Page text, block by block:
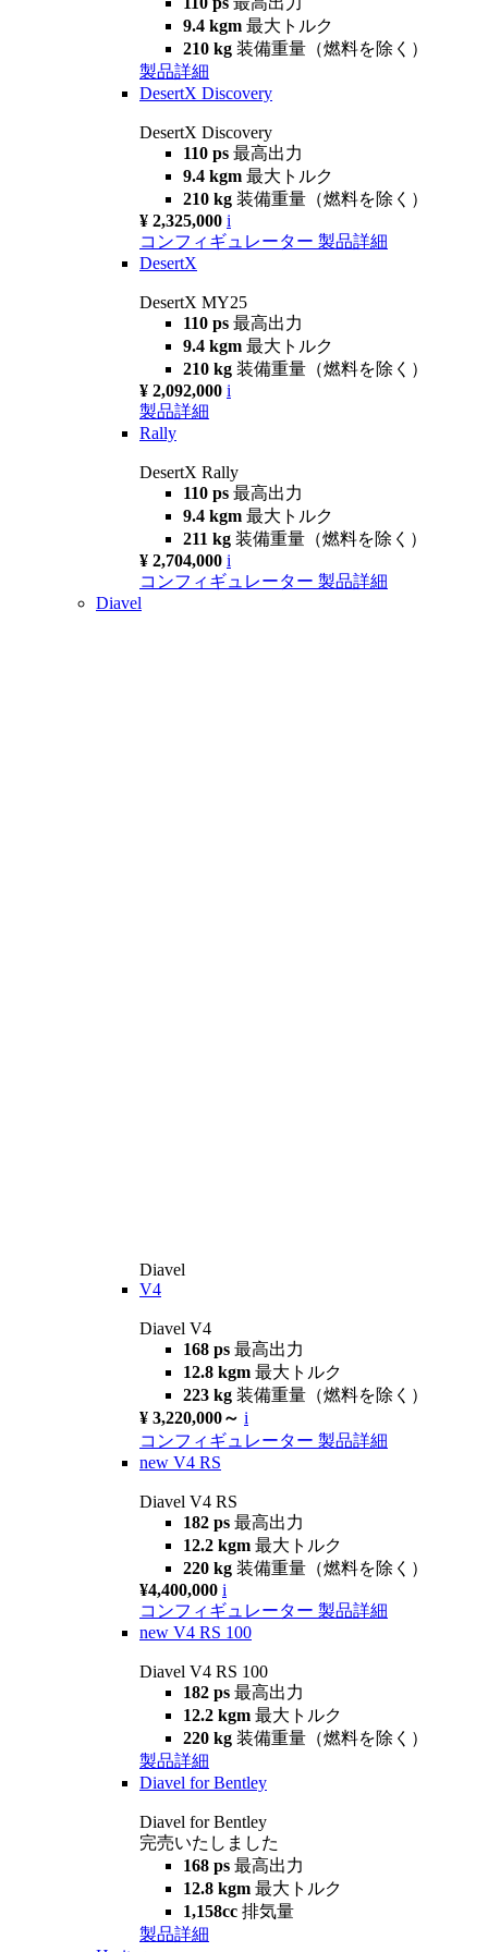
9.4 kgm 最大トルク
210 kg 装備重量（燃料を除く）
製品詳細
DesertX Discovery
DesertX Discovery
110 ps 最高出力
9.4 kgm 最大トルク
210 kg 装備重量（燃料を除く）
¥ 2,325,000 i
コンフィギュレーター 製品詳細
DesertX
DesertX MY25
110 ps 最高出力
9.4 kgm 最大トルク
210 kg 装備重量（燃料を除く）
¥ 2,092,000 i
製品詳細
Rally
DesertX Rally
110 ps 最高出力
9.4 kgm 最大トルク
211 kg 装備重量（燃料を除く）
¥ 2,704,000 i
コンフィギュレーター 製品詳細
Diavel
Diavel
V4
Diavel V4
168 ps 最高出力
12.8 kgm 最大トルク
223 kg 装備重量（燃料を除く）
¥ 3,220,000～ i
コンフィギュレーター 製品詳細
new V4 RS
Diavel V4 RS
182 ps 最高出力
12.2 kgm 最大トルク
220 kg 装備重量（燃料を除く）
¥4,400,000 i
コンフィギュレーター 製品詳細
new V4 RS 100
Diavel V4 RS 100
182 ps 最高出力
12.2 kgm 最大トルク
220 kg 装備重量（燃料を除く）
製品詳細
Diavel for Bentley
Diavel for Bentley
完売いたしました
168 ps 最高出力
12.8 kgm 最大トルク
1,158cc 排気量
製品詳細